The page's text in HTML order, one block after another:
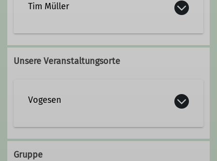
Tim Müller
01716827099
Unsere Veranstaltungsorte
Vogesen
Gruppe